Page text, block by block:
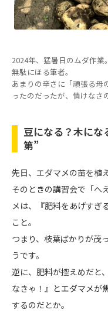
2024年、猛暑日のムダ作
無駄にほる筆者。
あまりの辛さに「頑張る母
ったのだったが、情けなさ
豆になる？木にな
第”
先日、エダマメの苗を植
そのときの講習会で「へ
メは、『肥料をあげすぎ
こと。
つまり、枝葉ばかりが茂
うです。
逆に、肥料が控えめだと
なきゃ！』とエダマメが
するのだとか。